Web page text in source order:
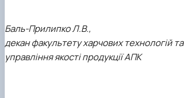
Баль-Прилипко Л.В.,
декан факультету харчових технологій та
управління якості продукції АПК